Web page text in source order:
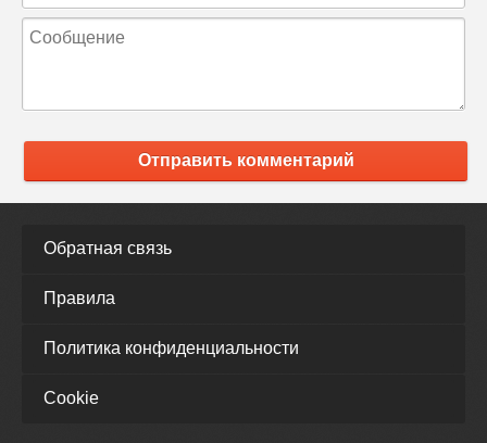
Отправить комментарий
Обратная связь
Правила
Политика конфиденциальности
Cookie